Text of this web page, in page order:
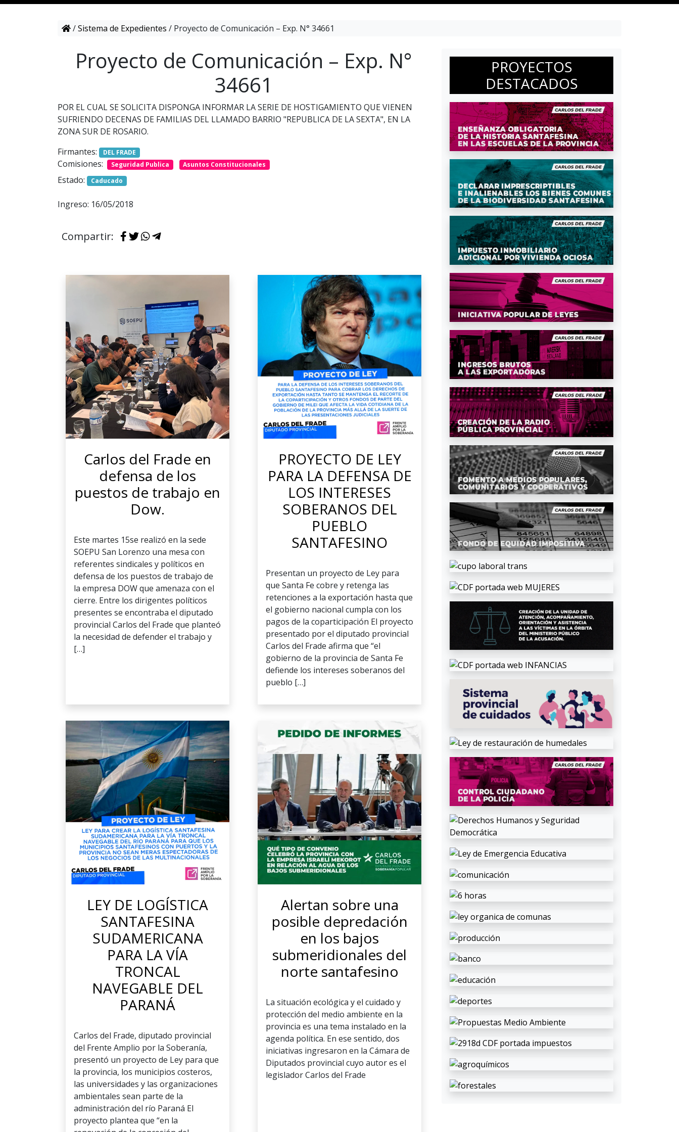
/Sistema de Expedientes / Proyecto de Comunicación – Exp. N° 34661
Proyecto de Comunicación – Exp. N°
34661
POR EL CUAL SE SOLICITA DISPONGA INFORMAR LA SERIE DE HOSTIGAMIENTO QUE VIENEN
SUFRIENDO DECENAS DE FAMILIAS DEL LLAMADO BARRIO "REPUBLICA DE LA SEXTA", EN LA
ZONA SUR DE ROSARIO.
Firmantes:
DEL FRADE
Comisiones: Seguridad Publica Asuntos Constitucionales
Estado: Caducado
Ingreso: 16/05/2018
Compartir:
Carlos del Frade en
defensa de los
puestos de trabajo en
Dow.
Este martes 15se realizó en la sede
SOEPU San Lorenzo una mesa con
referentes sindicales y políticos en
defensa de los puestos de trabajo de
la empresa DOW que amenaza con el
cierre. Entre los dirigentes políticos
presentes se encontraba el diputado
provincial Carlos del Frade que planteó
la necesidad de defender el trabajo y
[…]
PROYECTO DE LEY
PARA LA DEFENSA DE
LOS INTERESES
SOBERANOS DEL
PUEBLO
SANTAFESINO
Presentan un proyecto de Ley para
que Santa Fe cobre y retenga las
retenciones a la exportación hasta que
el gobierno nacional cumpla con los
pagos de la coparticipación El proyecto
presentado por el diputado provincial
Carlos del Frade afirma que “el
gobierno de la provincia de Santa Fe
defiende los intereses soberanos del
pueblo […]
LEY DE LOGÍSTICA
SANTAFESINA
SUDAMERICANA
PARA LA VÍA
TRONCAL
NAVEGABLE DEL
PARANÁ
Carlos del Frade, diputado provincial
del Frente Amplio por la Soberanía,
presentó un proyecto de Ley para que
la provincia, los municipios costeros,
las universidades y las organizaciones
ambientales sean parte de la
administración del río Paraná El
proyecto plantea que “en la
Alertan sobre una
posible depredación
en los bajos
submeridionales del
norte santafesino
La situación ecológica y el cuidado y
protección del medio ambiente en la
provincia es una tema instalado en la
agenda política. En ese sentido, dos
iniciativas ingresaron en la Cámara de
Diputados provincial cuyo autor es el
legislador Carlos del Frade
PROYECTOS
DESTACADOS